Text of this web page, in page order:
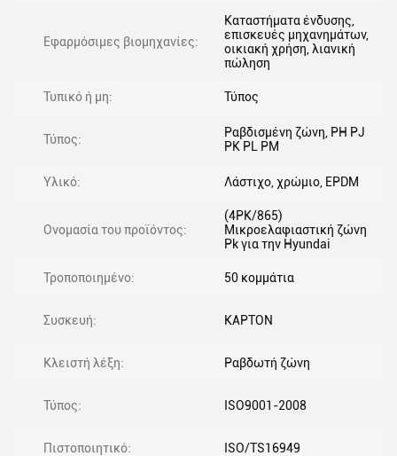
Εφαρμόσιμες βιομηχανίες:
Καταστήματα ένδυσης,
επισκευές μηχανημάτων,
οικιακή χρήση, λιανική
πώληση
Τυπικό ή μη: Τύπος
Τύπος:
Ραβδισμένη ζώνη, PH PJ
PK PL PM
Υλικό: Λάστιχο, χρώμιο, EPDM
Ονομασία του προϊόντος:
(4PK/865)
Μικροελαφιαστική ζώνη
Pk για την Hyundai
Τροποποιημένο: 50 κομμάτια
Συσκευή: ΚΑΡΤΟΝ
Κλειστή λέξη: Ραβδωτή ζώνη
Τύπος: ISO9001-2008
Πιστοποιητικό: ISO/TS16949